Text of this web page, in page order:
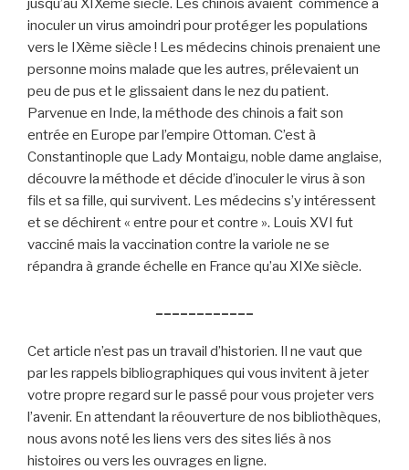
inoculer un virus amoindri pour protéger les populations
vers le IXème siècle ! Les médecins chinois prenaient une
personne moins malade que les autres, prélevaient un
peu de pus et le glissaient dans le nez du patient.
Parvenue en Inde, la méthode des chinois a fait son
entrée en Europe par l’empire Ottoman. C’est à
Constantinople que Lady Montaigu, noble dame anglaise,
découvre la méthode et décide d’inoculer le virus à son
fils et sa fille, qui survivent. Les médecins s’y intéressent
et se déchirent « entre pour et contre ». Louis XVI fut
vacciné mais la vaccination contre la variole ne se
répandra à grande échelle en France qu’au XIXe siècle.
Cet article n’est pas un travail d’historien. Il ne vaut que
par les rappels bibliographiques qui vous invitent à jeter
votre propre regard sur le passé pour vous projeter vers
l’avenir. En attendant la réouverture de nos bibliothèques,
nous avons noté les liens vers des sites liés à nos
histoires ou vers les ouvrages en ligne.